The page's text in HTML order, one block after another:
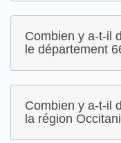
Combien y a-t-il
le département
Combien y a-t-il
la région